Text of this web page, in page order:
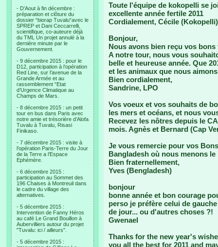
- D’Aout à fin décembre :
préparation et clôture du
dossier “biorap Tuvalu“avec le
SPREP et Dani Ceccarrelli,
scientifique, co-auteure déjà
du TML Un projet annulé à la
dernière minute par le
Gouvernement.
- 9 décembre 2015 : pour le
D12, participation à l’opération
Red Line, sur l’avenue de la
Grande Armée et au
rassemblement “Etat
d’Urgence Climatique au
Champs de Mars.
- 8 décembre 2015 : un petit
tour en bus dans Paris avec
notre amie et trésorière d’Alofa
Tuvalu à Tuvalu, Risasi
Finikaso.
- 7 décembre 2015 : visite à
l’opération Paris-Terre du Jour
de la Terre a l’Espace
Ephémère.
- 6 décembre 2015 :
participation au Sommet des
196 Chaises à Montreuil dans
le cadre du village des
alternatives.
- 5 décembre 2015 :
Intervention de Fanny Héros
au café Le Grand Bouillon à
Aubervilliers autour du projet
"Tuvalu: ici / ailleurs".
- 5 décembre 2015 :
Toute l'équipe de kokopelli se
excellente année fertile 2011
Cordialement, Cécile (Kokopelli)
Bonjour,
Nous avons bien reçu vos
A notre tour, nous vous
belle et heureuse année. Que
et les animaux que nous
Bien cordialement,
Sandrine, LPO
Vos voeux et vos souhaits de
les mers et océans, et nous
Recevez les nôtres depuis le
mois. Agnès et Bernard (Cap
Je vous remercie pour vos
Bangladesh où nous menons le
Bien fraternellement,
Yves (Bengladesh)
bonjour
bonne année et bon courage
perso je préfère celui de
de jour... ou d'autres choses ?!
Gwenael
Thanks for the new year's
you all the best for 2011 and